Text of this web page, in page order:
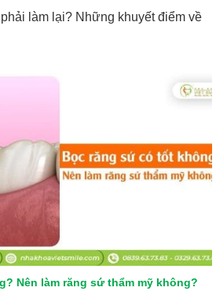
làm lại? Những khuyết điểm về
Nên làm răng sứ thẩm mỹ không?